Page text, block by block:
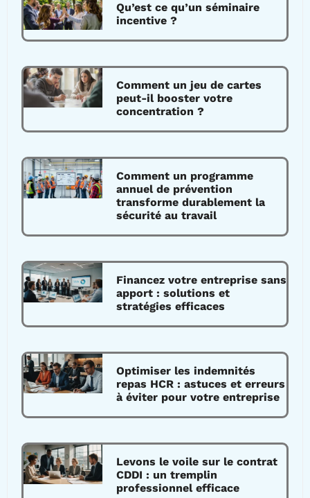
Qu’est ce qu’un séminaire
incentive ?
Comment un jeu de cartes
peut-il booster votre
concentration ?
Comment un programme
annuel de prévention
transforme durablement la
sécurité au travail
Financez votre entreprise sans
apport : solutions et
stratégies efficaces
Optimiser les indemnités
repas HCR : astuces et erreurs
à éviter pour votre entreprise
Levons le voile sur le contrat
CDDI : un tremplin
professionnel efficace